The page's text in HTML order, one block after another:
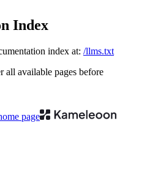
Index
index at: /llms.txt
all available pages before
page